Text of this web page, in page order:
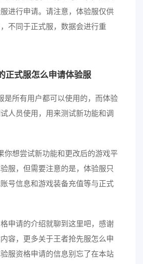
进行申请。请注意，体验服仅供
不同于正式服，数据会进行重
正式服怎么申请体验服
是所有用户都可以使用的，而体验
人员使用，用来测试新功能和调
你想尝试新功能和更改后的游戏平
服，但需要注意的是，体验服只
号信息和游戏装备充值等与正式
申请的介绍就聊到这里吧，感谢
容，更多关于王者抢先服怎么申
服资格申请的信息别忘了在本站